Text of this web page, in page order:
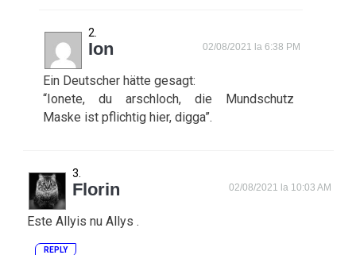
Ion 02/08/2021 la 6:38 PM
Ein Deutscher hätte gesagt:
“Ionete, du arschloch, die Mundschutz
Maske ist pflichtig hier, digga”.
Florin 02/08/2021 la 10:03 AM
Este Allyis nu Allys .
REPLY